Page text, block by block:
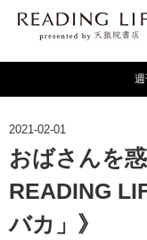
週
2021-02-01
おばさんを
READING
バカ」》